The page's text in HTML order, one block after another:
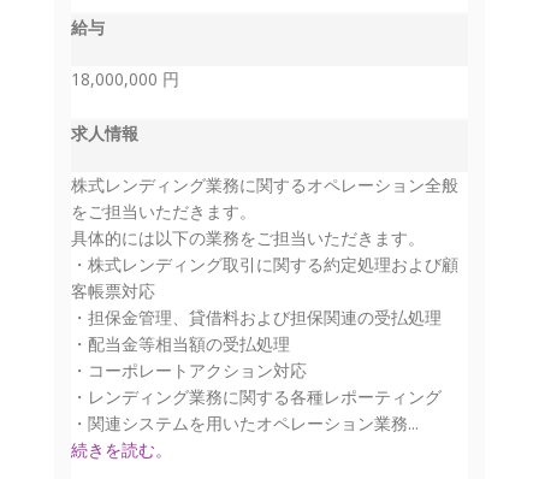
給与
18,000,000 円
求人情報
株式レンディング業務に関するオペレーション全般
をご担当いただきます。
具体的には以下の業務をご担当いただきます。
・株式レンディング取引に関する約定処理および顧
客帳票対応
・担保金管理、貸借料および担保関連の受払処理
・配当金等相当額の受払処理
・コーポレートアクション対応
・レンディング業務に関する各種レポーティング
・関連システムを用いたオペレーション業務...
続きを読む。